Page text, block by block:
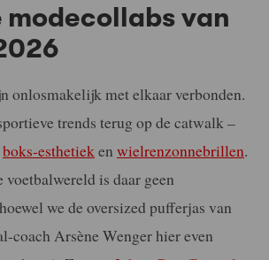
modecollabs van
onlosmakelijk met elkaar verbonden.
trends terug op de catwalk –
boks-esthetiek en wielrenzonnebrillen.
is daar geen
we de oversized pufferjas van
coach Arsène Wenger hier even